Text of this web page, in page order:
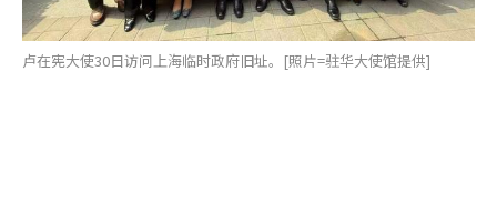
卢在宪大使30日访问上海临时政府旧址。[照片=驻华大使馆提供]